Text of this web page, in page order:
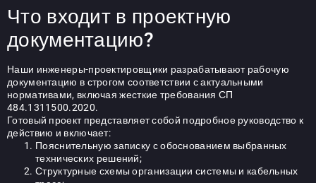
Что входит в проектную
документацию?
Наши инженеры-проектировщики разрабатывают рабочую
документацию в строгом соответствии с актуальными
нормативами, включая жесткие требования СП
484.1311500.2020.
Готовый проект представляет собой подробное руководство к
действию и включает:
Пояснительную записку с обоснованием выбранных
технических решений;
Структурные схемы организации системы и кабельных